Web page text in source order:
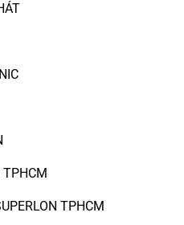
TPHCM